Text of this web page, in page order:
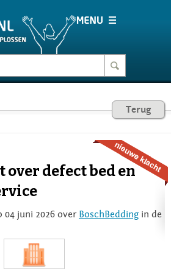
Terug
defect bed en
04 juni 2026 over BoschBedding in de